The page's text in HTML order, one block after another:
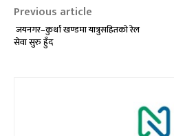
Previous article
जयनगर–कुर्था खण्डमा यात्रुसहितको रेल
सेवा सुरु हुँद